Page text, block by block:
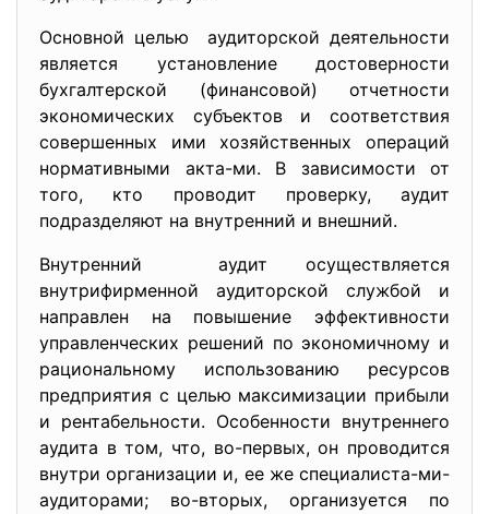
Основной целью аудиторской деятельности
является установление достоверности
бухгалтерской (финансовой) отчетности
экономических субъектов и соответствия
совершенных ими хозяйственных операций
нормативными акта-ми. В зависимости от
того, кто проводит проверку, аудит
подразделяют на внутренний и внешний.
Внутренний аудит осуществляется
внутрифирменной аудиторской службой и
направлен на повышение эффективности
управленческих решений по экономичному и
рациональному использованию ресурсов
предприятия с целью максимизации прибыли
и рентабельности. Особенности внутреннего
аудита в том, что, во-первых, он проводится
внутри организации и, ее же специалиста-ми-
аудиторами; во-вторых, организуется по